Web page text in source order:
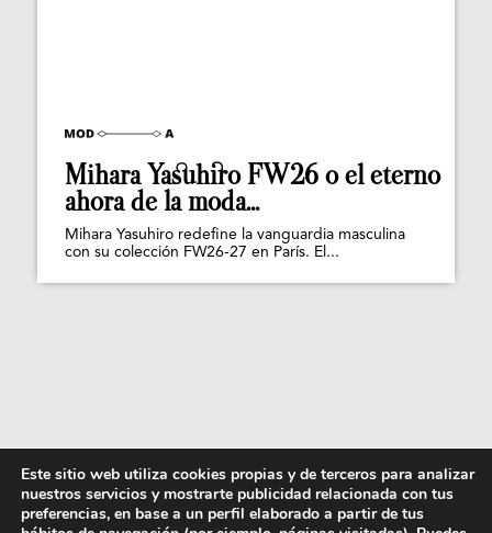
Mihara Yasuhiro FW26 o el eterno
ahora de la moda...
Mihara Yasuhiro redefine la vanguardia masculina
con su colección FW26-27 en París. El...
Este sitio web utiliza cookies propias y de terceros para analizar
nuestros servicios y mostrarte publicidad relacionada con tus
preferencias, en base a un perfil elaborado a partir de tus